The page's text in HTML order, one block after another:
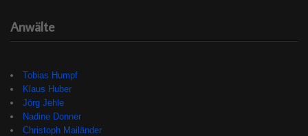
Anwälte
Tobias Humpf
Klaus Huber
Jörg Jehle
Nadine Donner
Christoph Mailänder